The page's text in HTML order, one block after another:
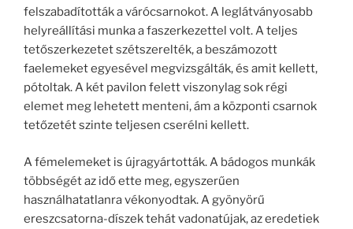
felszabadították a várócsarnokot. A leglátványosabb
helyreállítási munka a faszerkezettel volt. A teljes
tetőszerkezetet szétszerelték, a beszámozott
faelemeket egyesével megvizsgálták, és amit kellett,
pótoltak. A két pavilon felett viszonylag sok régi
elemet meg lehetett menteni, ám a központi csarnok
tetőzetét szinte teljesen cserélni kellett.
A fémelemeket is újragyártották. A bádogos munkák
többségét az idő ette meg, egyszerűen
használhatatlanra vékonyodtak. A gyönyörű
ereszcsatorna-díszek tehát vadonatújak, az eredetiek